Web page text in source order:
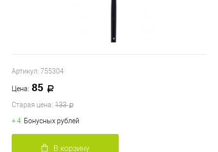
Артикул: 755304
Цена: 85
Старая цена: 133
+ 4 Бонусных рублей
В корзину